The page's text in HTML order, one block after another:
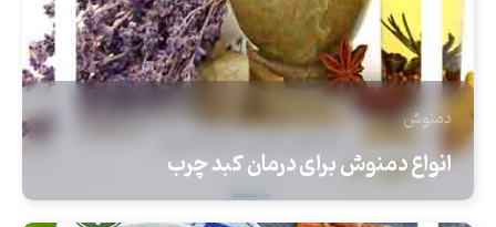
دمنوش
انواع دمنوش برای درمان کبد چرب